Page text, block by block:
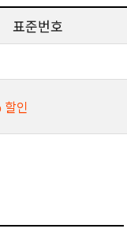
표준번호
인